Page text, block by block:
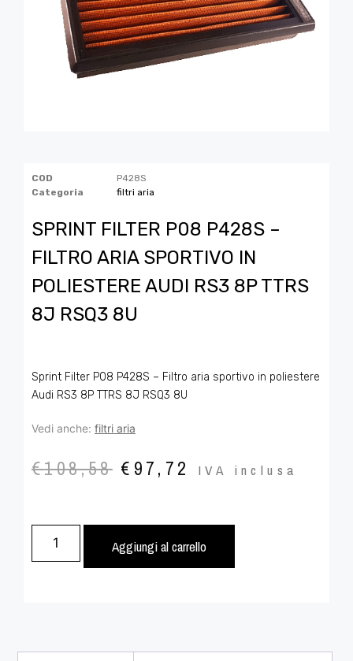
COD
P428S
Categoria
filtri aria
SPRINT FILTER P08 P428S –
FILTRO ARIA SPORTIVO IN
POLIESTERE AUDI RS3 8P TTRS
8J RSQ3 8U
Sprint Filter P08 P428S – Filtro aria sportivo in poliestere
Audi RS3 8P TTRS 8J RSQ3 8U
Vedi anche: filtri aria
€108,58 € 97,72 IVA inclusa
Aggiungi al carrello